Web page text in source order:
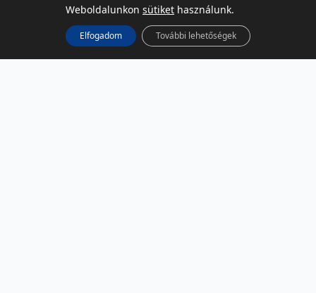
Weboldalunkon sütiket használunk.
Elfogadom További lehetőségek